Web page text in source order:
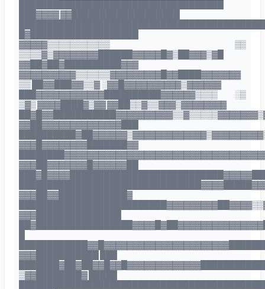
███▓▓▓▓ ▓▓███████████████████
█▓███████████████████
▓▓▓▓▓▒▒▒▒▒▒▒▒▒▒▒ ▒▒
▒▒▒▒▓▒▓▓▓▓▓▓▓▓██████▓▓▓▓▓█▓▒██▓▓▓▒▓█
▓▓██▓██▓██████████▓▓▓
▓▓▓▓▓▓▓▓▓▓▒▒▒▒▒▒▓▓▓▓▓▓▓▓▓█▓▓████▓▓▓▓▓▓▓
▒▒ ██▓▓███▓▓▒▒▓ ░▓▓█▓▓▓▓▓▓▓▓▓▓▒▓▓▓▓▓▓
███▓▓▓▓▓▓▓▓▓▓▓▓██████████▓▓▓▓▓▓▒▒▒▒ ░▒
▒▓▒ ▓▓▓▓████▓▒▓▓ ▓▓██▒▒▓▒▒▓▓▓▒▓▓▓▓▓▓▓▓
▓▓██▓▓▓▓▓▓▓▓▓▓▓▓▓▓███
▓▓▓█▓▓▓▓▓▓▓▓███████▓▓
▓▓▓██▓▓▓▓▓▓▓█▓▓▓▓▓▓██
▓▓▓██▓▓████████████▓
▓▓▓███████████████
▓▓▓███████████ ███
▒▓▓████████▓ █████